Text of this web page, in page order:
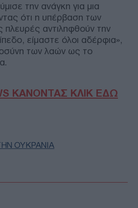
την ανάγκη για μια
ότι η υπέρβαση των
πλευρές αντιληφθούν την
είμαστε όλοι αδέρφια»,
των λαών ως το
ΚΑΝΟΝΤΑΣ ΚΛΙΚ ΕΔΩ
ΟΥΚΡΑΝΙΑ